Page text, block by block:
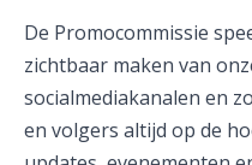
De Promocommissie
zichtbaar maken van
socialmediakanalen en
en volgers altijd op de